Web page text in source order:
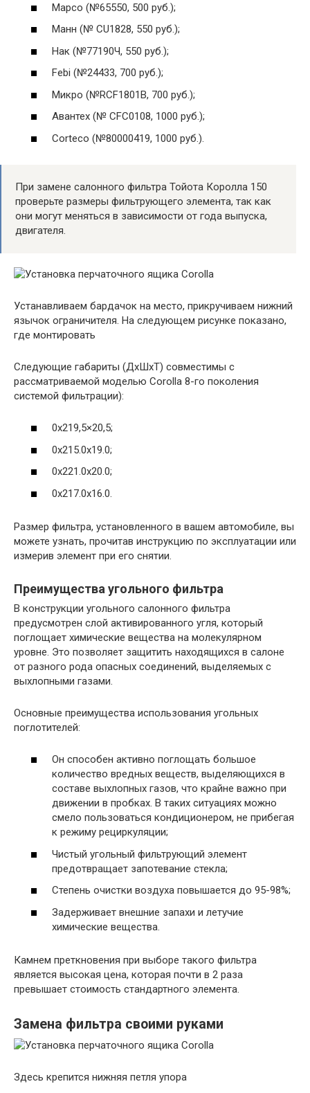
Mapco (№65550, 500 руб.);
Манн (№ CU1828, 550 руб.);
Нак (№77190Ч, 550 руб.);
Febi (№24433, 700 руб.);
Микро (№RCF1801B, 700 руб.);
Авантех (№ CFC0108, 1000 руб.);
Corteco (№80000419, 1000 руб.).
При замене салонного фильтра Тойота Королла 150
проверьте размеры фильтрующего элемента, так как
они могут меняться в зависимости от года выпуска,
двигателя.
Устанавливаем бардачок на место, прикручиваем нижний
язычок ограничителя. На следующем рисунке показано,
где монтировать
Следующие габариты (ДхШхТ) совместимы с
рассматриваемой моделью Corolla 8-го поколения
системой фильтрации):
0x219,5×20,5;
0x215.0x19.0;
0x221.0x20.0;
0x217.0x16.0.
Размер фильтра, установленного в вашем автомобиле, вы
можете узнать, прочитав инструкцию по эксплуатации или
измерив элемент при его снятии.
Преимущества угольного фильтра
В конструкции угольного салонного фильтра
предусмотрен слой активированного угля, который
поглощает химические вещества на молекулярном
уровне. Это позволяет защитить находящихся в салоне
от разного рода опасных соединений, выделяемых с
выхлопными газами.
Основные преимущества использования угольных
поглотителей:
Он способен активно поглощать большое
количество вредных веществ, выделяющихся в
составе выхлопных газов, что крайне важно при
движении в пробках. В таких ситуациях можно
смело пользоваться кондиционером, не прибегая
к режиму рециркуляции;
Чистый угольный фильтрующий элемент
предотвращает запотевание стекла;
Степень очистки воздуха повышается до 95-98%;
Задерживает внешние запахи и летучие
химические вещества.
Камнем преткновения при выборе такого фильтра
является высокая цена, которая почти в 2 раза
превышает стоимость стандартного элемента.
Замена фильтра своими руками
Здесь крепится нижняя петля упора